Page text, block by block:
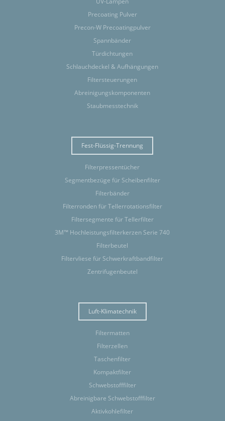
Precoating Pulver
Precon-W Precoatingpulver
Spannbänder
Türdichtungen
Schlauchdeckel & Aufhängungen
Filtersteuerungen
Abreinigungskomponenten
Staubmesstechnik
Fest-Flüssig-Trennung
Filterpressentücher
Segmentbezüge für Scheibenfilter
Filterbänder
Filterronden für Tellerrotationsfilter
Filtersegmente für Tellerfilter
3M™ Hochleistungsfilterkerzen Serie 740
Filterbeutel
Filtervliese für Schwerkraftbandfilter
Zentrifugenbeutel
Luft-Klimatechnik
Filtermatten
Filterzellen
Taschenfilter
Kompaktfilter
Schwebstofffilter
Abreinigbare Schwebstofffilter
Aktivkohlefilter